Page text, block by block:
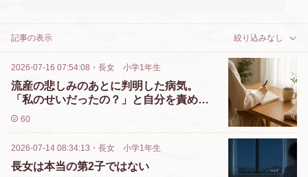
記事の表示 絞り込みなし
2026-07-16 07:54:08 ・ 長女 小学1年生
流産の悲しみのあとに判明した病気。
「私のせいだったの？」と自分を責め続
けた日々
60
2026-07-14 08:34:13 ・ 長女 小学1年生
長女は本当の第2子ではない